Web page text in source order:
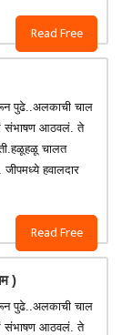
Read Free
Read Free
पुढे..अलकाची चाल
संभाषण आठवलं. ते
चालत
जीपमध्ये हवालदार
)
पुढे..अलकाची चाल
संभाषण आठवलं. ते